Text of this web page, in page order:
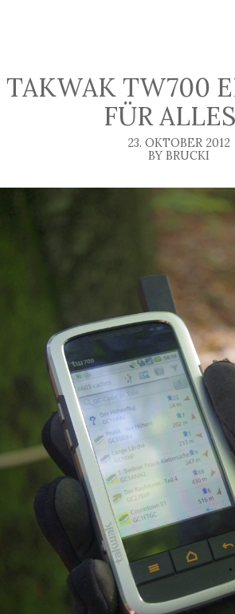
TAKWAK TW700
FÜR
23. OKTOBER 2012
BY BRUCKI